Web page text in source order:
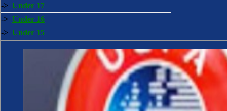
-> Under 17
-> Under 16
-> Under 15